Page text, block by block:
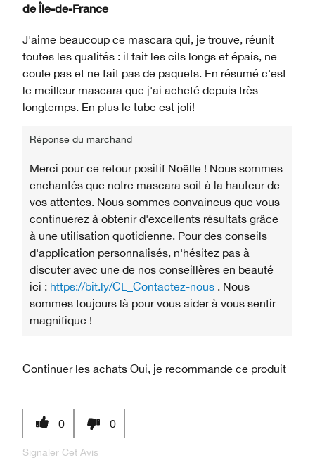
de Île-de-France
J'aime beaucoup ce mascara qui, je trouve, réunit
toutes les qualités : il fait les cils longs et épais, ne
coule pas et ne fait pas de paquets. En résumé c'est
le meilleur mascara que j'ai acheté depuis très
longtemps. En plus le tube est joli!
Réponse du marchand
Merci pour ce retour positif Noëlle ! Nous sommes
enchantés que notre mascara soit à la hauteur de
vos attentes. Nous sommes convaincus que vous
continuerez à obtenir d'excellents résultats grâce
à une utilisation quotidienne. Pour des conseils
d'application personnalisés, n'hésitez pas à
discuter avec une de nos conseillères en beauté
ici : https://bit.ly/CL_Contactez-nous . Nous
sommes toujours là pour vous aider à vous sentir
magnifique !
Continuer les achats Oui, je recommande ce produit
0 0
Signaler Cet Avis